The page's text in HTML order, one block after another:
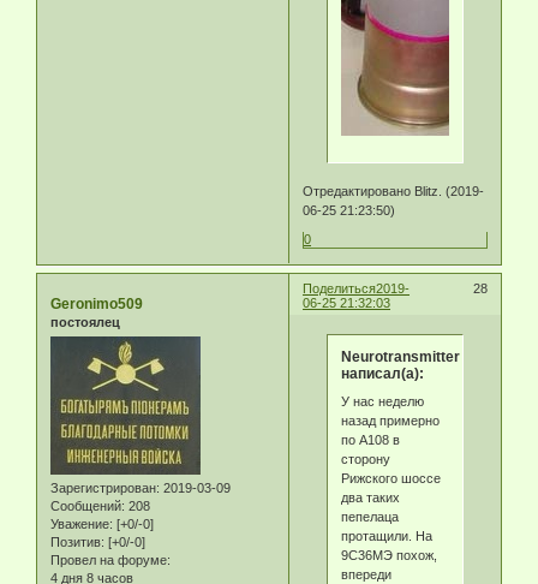
Отредактировано Blitz. (2019-
06-25 21:23:50)
0
Поделиться 28
2019-
06-25 21:32:03
Geronimo509
постоялец
Зарегистрирован: 2019-03-09
Сообщений: 208
Уважение: [+0/-0]
Позитив: [+0/-0]
Провел на форуме:
4 дня 8 часов
Neurotransmitter
написал(а):
У нас неделю
назад примерно
по А108 в
сторону
Рижского шоссе
два таких
пепелаца
протащили. На
9С36МЭ похож,
впереди